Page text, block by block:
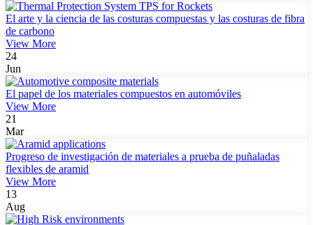
El arte y la ciencia de las costuras compuestas y las costuras de fibra
de carbono
View More
24
Jun
El papel de los materiales compuestos en automóviles
View More
21
Mar
Progreso de investigación de materiales a prueba de puñaladas
flexibles de aramid
View More
13
Aug